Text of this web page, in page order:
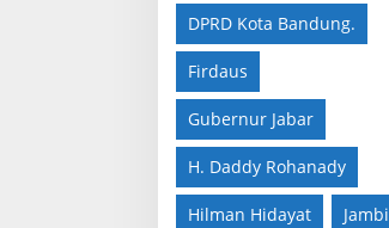
DPRD Kota Bandung.
Firdaus
Gubernur Jabar
H. Daddy Rohanady
Hilman Hidayat Jambi